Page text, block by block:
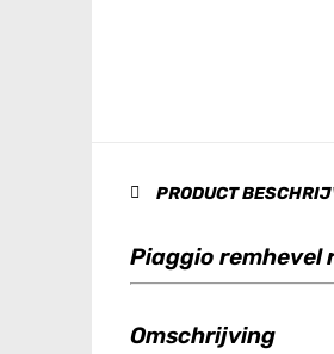
PRODUCT
Piaggio remhevel
Omschrijving